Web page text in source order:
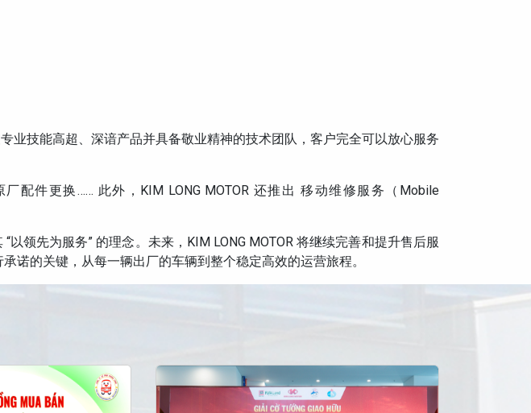
业技能高超、深谙产品并具备敬业精神的技术团队，客户完全可以放心服务
件更换…… 此外，KIM LONG MOTOR 还推出 移动维修服务（Mobile
领先为服务” 的理念。未来，KIM LONG MOTOR 将继续完善和提升售后服
诺的关键，从每一辆出厂的车辆到整个稳定高效的运营旅程。